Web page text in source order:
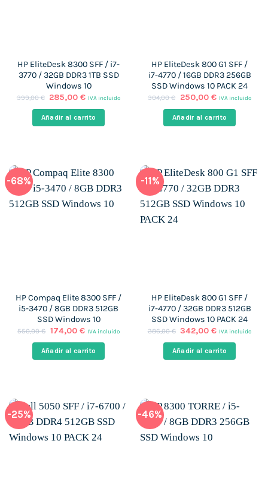
HP EliteDesk 8300 SFF / i7-
3770 / 32GB DDR3 1TB SSD
Windows 10
399,00€ El
original
era:
285,00€El
actual
es:
IVA incluido
Añadir al carrito
HP EliteDesk 800 G1 SFF /
i7-4770 / 16GB DDR3 256GB
SSD Windows 10 PACK 24
304,00€
El
original
era:
250,00 €El
actual
es:
IVA incluido
Añadir al carrito
-68%
HP Compaq Elite 8300 SFF /
i5-3470 / 8GB DDR3 512GB
SSD Windows 10
550,00€ El
original
era:
174,00 €El
actual
es:
IVA incluido
Añadir al carrito
-11%
HP EliteDesk 800 G1 SFF /
i7-4770 / 32GB DDR3 512GB
SSD Windows 10 PACK 24
386,00€ El
original
era:
342,00€El
actual
es:
IVA incluido
Añadir al carrito
-25% -46%